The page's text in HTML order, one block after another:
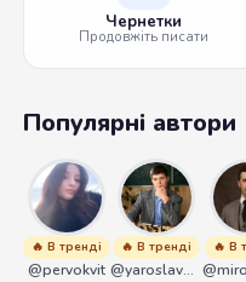
Чернетки
Продовжіть писати
Популярні автори
🔥 В тренді
@pervokvit
🔥 В тренді
@yaroslavbrunko
🔥 В